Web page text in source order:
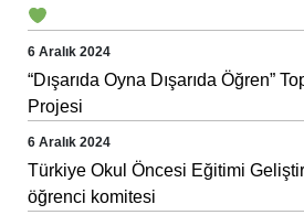
6 Aralık 2024
“Dışarıda Oyna Dışarıda Öğren”
Projesi
6 Aralık 2024
Türkiye Okul Öncesi Eğitimi
öğrenci komitesi